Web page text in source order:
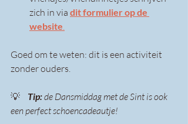
zich in via dit formulier op de
website.
Goed om te weten: dit is een activiteit
zonder ouders.
💡 Tip: de Dansmiddag met de Sint is ook
een perfect schoencadeautje!